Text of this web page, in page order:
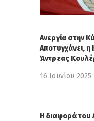
Ανεργία στην
Αποτυγχάνει, η
Άντρεας
16 Ιουνίου 2025
H διαφορά του